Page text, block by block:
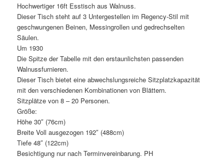
Hochwertiger 16ft Esstisch aus Walnuss.
Dieser Tisch steht auf 3 Untergestellen im Regency-Stil mit
geschwungenen Beinen, Messingrollen und gedrechselten
Säulen.
Um 1930
Die Spitze der Tabelle mit den erstaunlichsten passenden
Walnussfurnieren.
Dieser Tisch bietet eine abwechslungsreiche Sitzplatzkapazität
mit den verschiedenen Kombinationen von Blättern.
Sitzplätze von 8 – 20 Personen.
Größe:
Höhe 30″ (76cm)
Breite Voll ausgezogen 192″ (488cm)
Tiefe 48″ (122cm)
Besichtigung nur nach Terminvereinbarung. PH